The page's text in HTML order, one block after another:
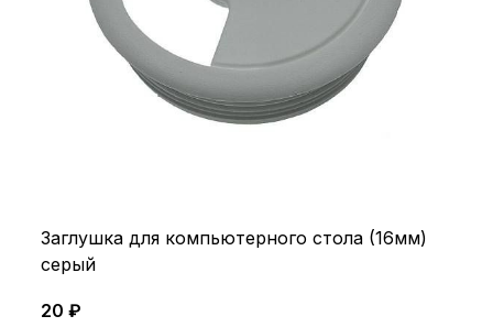
Заглушка для компьютерного стола (16мм)
серый
20 ₽